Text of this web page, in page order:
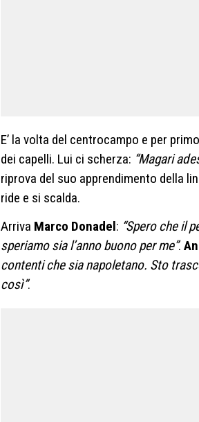
E’ la volta del centrocampo e per
dei capelli. Lui ci scherza: “Magari
riprova del suo apprendimento della
ride e si scalda.
Arriva Marco Donadel: “Spero che il
speriamo sia l’anno buono per me”.
contenti che sia napoletano. Sto
così”.